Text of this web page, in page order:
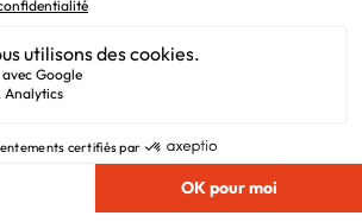
Newsletter
Mentions légales
Plan du site